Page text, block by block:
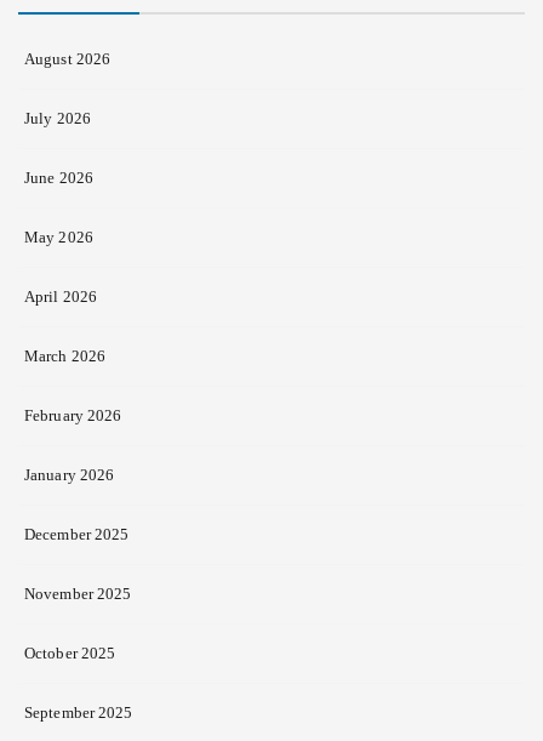
August 2026
July 2026
June 2026
May 2026
April 2026
March 2026
February 2026
January 2026
December 2025
November 2025
October 2025
September 2025